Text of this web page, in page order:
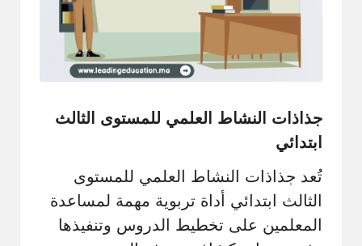
جذاذات النشاط العلمي للمستوى الثالث
ابتدائي
تُعد جذاذات النشاط العلمي للمستوى
الثالث ابتدائي أداة تربوية مهمة لمساعدة
المعلمين على تخطيط الدروس وتنفيذها